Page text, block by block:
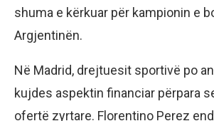
shuma e kërkuar për kampionin e
Argjentinën.
Në Madrid, drejtuesit sportivë po
kujdes aspektin financiar përpara
ofertë zyrtare. Florentino Perez